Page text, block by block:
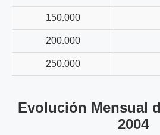
150.000
200.000
250.000
Evolución Mensual
2004